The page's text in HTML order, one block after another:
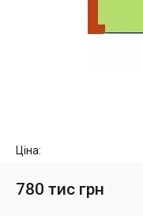
Ціна:
780 тис грн